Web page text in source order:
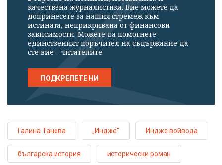
качествена журналистика. Вие можете да
допринесете за нашия стремеж към
истината, неприкривана от финансови
зависимости. Можете да помогнете
единственият поръчител на съдържание да
сте вие – читателите.
ПОДКРЕПЕТЕ НИ
Галина Танева „Индже“ Индже войвода
българска история исторически роман